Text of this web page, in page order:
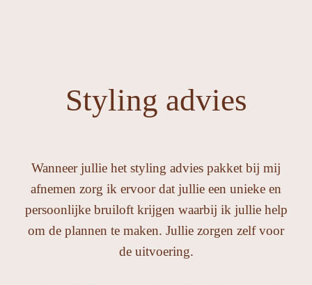
Styling advies
Wanneer jullie het styling advies pakket bij mij
afnemen zorg ik ervoor dat jullie een unieke en
persoonlijke bruiloft krijgen waarbij ik jullie help
om de plannen te maken. Jullie zorgen zelf voor
de uitvoering.